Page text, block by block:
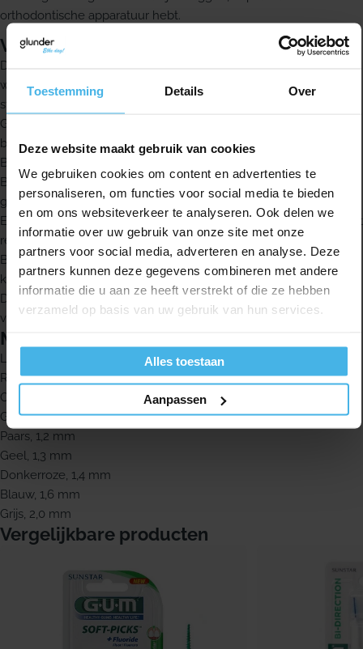
Toestemming Details Over
Deze website maakt gebruik van cookies
We gebruiken cookies om content en advertenties te
personaliseren, om functies voor social media te bieden
en om ons websiteverkeer te analyseren. Ook delen we
informatie over uw gebruik van onze site met onze
partners voor social media, adverteren en analyse. Deze
partners kunnen deze gegevens combineren met andere
informatie die u aan ze heeft verstrekt of die ze hebben
verzameld op basis van uw gebruik van hun services.
Alles toestaan
Aanpassen
orthodontische apparatuur hebt.
Voordelen
Driehoekig gevormde borstelhaartjes verwijderen,
wetenschappelijk bewezen, tot 25% meer tandplak dan een
standaard borsteltje met ronde haartjes
Gecoat draad zorgt voor meer comfort en helpt het tandvlees te
beschermen
Borstelhaartjes hebben een antibacteriële bescherming
Beschermkapje helpt het borsteltje schoon te houden tussen
gebruiksmomenten
Ergonomische anti-slip grip geeft comfort en controle tijdens het
reinigen
Buigzame hals, 90°, maakt het makkelijker om bij de achterste
kiezen te komen
De GUM Trav-Ler is verkrijgbaar in 9 verschillende maten voor
verschillende interdentale ruimtes
Maten binnen de GUM Trav-Ler serie
Lila, 0,6 mm
Rood, 0,8 mm
Oranje, 0,9 mm
Groen, 1,1 mm
Paars, 1,2 mm
Geel, 1,3 mm
Donkerroze, 1,4 mm
Blauw, 1,6 mm
Grijs, 2,0 mm
Vergelijkbare producten